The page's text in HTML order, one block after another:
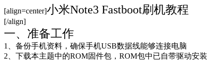
[align=center]小米Note3 Fastboot刷机教程
[/align]
一、准备工作
1、备份手机资料，确保手机USB数据线能够连接电脑
2、下载本主题中的ROM固件包，ROM包中已自带驱动安装